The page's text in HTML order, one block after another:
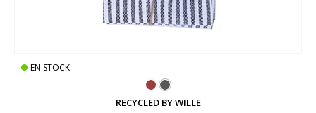
EN STOCK
RECYCLED BY WILLE